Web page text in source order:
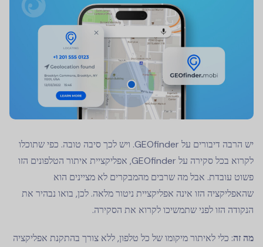
יש הרבה דיבורים על GEOfinder. ויש לכך סיבה טובה. כפי שתוכלו
לקרוא בכל סקירה על GEOfinder, אפליקציית איתור הטלפונים הזו
פשוט עובדת. אבל מה שרבים מהמבקרים לא מציינים הוא
שהאפליקציה הזו אינה אפליקציית ניטור מלאה. לכן, בואו נבהיר את
הנקודה הזו לפני שתמשיכו לקרוא את הסקירה.
מה זה: כלי לאיתור מיקומו של כל טלפון, ללא צורך בהתקנת אפליקציה